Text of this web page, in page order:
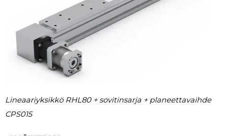
Lineaariyksikkö RHL80 + sovitinsarja + planeettavaihde
CPS015